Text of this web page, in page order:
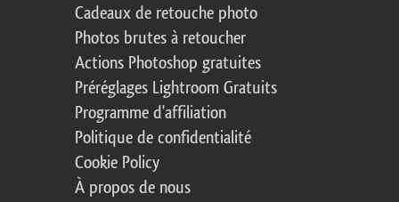
Cadeaux de retouche photo
Photos brutes à retoucher
Actions Photoshop gratuites
Préréglages Lightroom Gratuits
Programme d'affiliation
Politique de confidentialité
Cookie Policy
À propos de nous